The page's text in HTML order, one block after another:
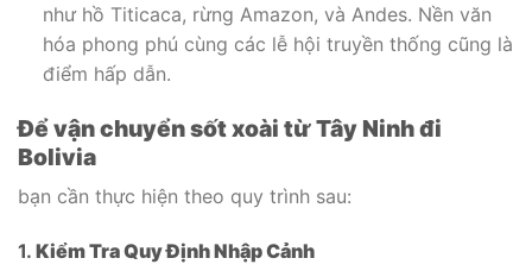
như hồ Titicaca, rừng Amazon, và Andes. Nền văn
hóa phong phú cùng các lễ hội truyền thống cũng là
điểm hấp dẫn.
Để vận chuyển sốt xoài từ Tây Ninh đi
Bolivia
bạn cần thực hiện theo quy trình sau:
1. Kiểm Tra Quy Định Nhập Cảnh